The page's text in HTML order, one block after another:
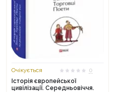
Очікується
0
Історія європейської
цивілізації. Середньовіччя.